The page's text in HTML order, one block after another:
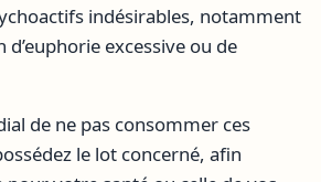
indésirables, notamment
d’euphorie excessive ou de
de ne pas consommer ces
le lot concerné, afin